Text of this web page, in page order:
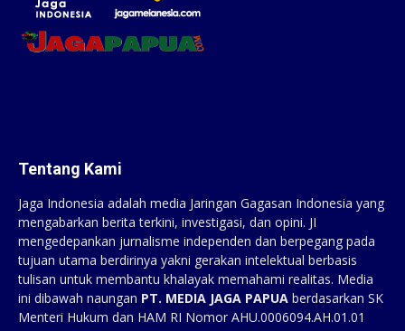
Tentang Kami
Jaga Indonesia adalah media Jaringan Gagasan Indonesia yang
mengabarkan berita terkini, investigasi, dan opini. JI
mengedepankan jurnalisme independen dan berpegang pada
tujuan utama berdirinya yakni gerakan intelektual berbasis
tulisan untuk membantu khalayak memahami realitas. Media
ini dibawah naungan PT. MEDIA JAGA PAPUA berdasarkan SK
Menteri Hukum dan HAM RI Nomor AHU.0006094.AH.01.01